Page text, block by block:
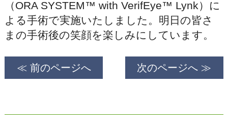
（ORA SYSTEM™ with VerifEye™ Lynk）に
よる手術で実施いたしました。明日の皆さ
まの手術後の笑顔を楽しみにしています。
≪ 前のページへ 次のページへ ≫